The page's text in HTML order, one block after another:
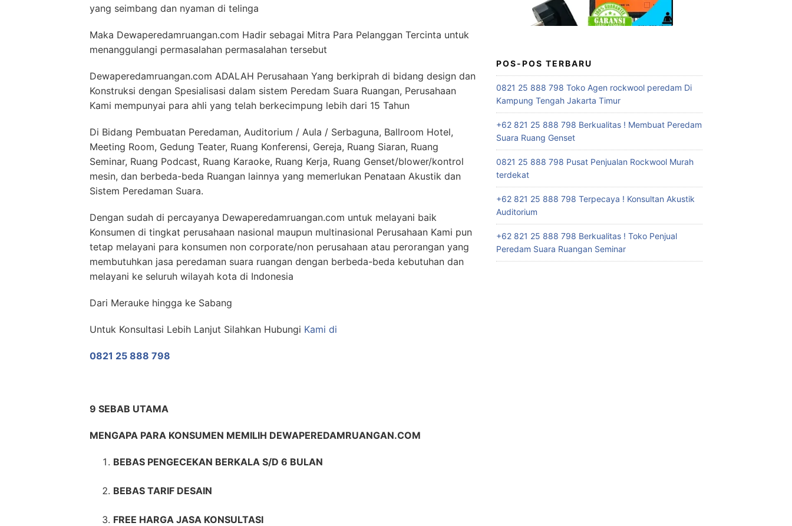
yang seimbang dan nyaman di telinga
Maka Dewaperedamruangan.com Hadir sebagai Mitra Para Pelanggan Tercinta untuk
menanggulangi permasalahan permasalahan tersebut
Dewaperedamruangan.com ADALAH Perusahaan Yang berkiprah di bidang design dan
Konstruksi dengan Spesialisasi dalam sistem Peredam Suara Ruangan, Perusahaan
Kami mempunyai para ahli yang telah berkecimpung lebih dari 15 Tahun
Di Bidang Pembuatan Peredaman, Auditorium / Aula / Serbaguna, Ballroom Hotel,
Meeting Room, Gedung Teater, Ruang Konferensi, Gereja, Ruang Siaran, Ruang
Seminar, Ruang Podcast, Ruang Karaoke, Ruang Kerja, Ruang Genset/blower/kontrol
mesin, dan berbeda-beda Ruangan lainnya yang memerlukan Penataan Akustik dan
Sistem Peredaman Suara.
Dengan sudah di percayanya Dewaperedamruangan.com untuk melayani baik
Konsumen di tingkat perusahaan nasional maupun multinasional Perusahaan Kami pun
tetap melayani para konsumen non corporate/non perusahaan atau perorangan yang
membutuhkan jasa peredaman suara ruangan dengan berbeda-beda kebutuhan dan
melayani ke seluruh wilayah kota di Indonesia
Dari Merauke hingga ke Sabang
Untuk Konsultasi Lebih Lanjut Silahkan Hubungi Kami di
0821 25 888 798
9 SEBAB UTAMA
MENGAPA PARA KONSUMEN MEMILIH DEWAPEREDAMRUANGAN.COM
BEBAS PENGECEKAN BERKALA S/D 6 BULAN
BEBAS TARIF DESAIN
FREE HARGA JASA KONSULTASI
POS-POS TERBARU
0821 25 888 798 Toko Agen rockwool peredam Di
Kampung Tengah Jakarta Timur
+62 821 25 888 798 Berkualitas ! Membuat Peredam
Suara Ruang Genset
0821 25 888 798 Pusat Penjualan Rockwool Murah
terdekat
+62 821 25 888 798 Terpecaya ! Konsultan Akustik
Auditorium
+62 821 25 888 798 Berkualitas ! Toko Penjual
Peredam Suara Ruangan Seminar